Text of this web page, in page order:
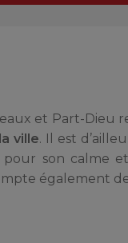
et Part-Dieu
ville. Il est
son calme
également